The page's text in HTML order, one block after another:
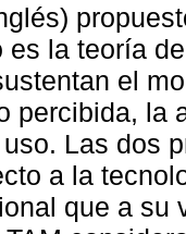
es la teoría
el
percibida, la
Las dos
a la
que a su